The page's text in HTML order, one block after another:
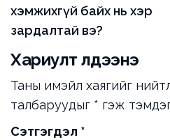
хэмжихгүй байх нь хэр
зардалтай вэ?
Хариулт үлдээнэ үү
Таны имэйл хаягийг
талбаруудыг * гэж
Сэтгэгдэл *